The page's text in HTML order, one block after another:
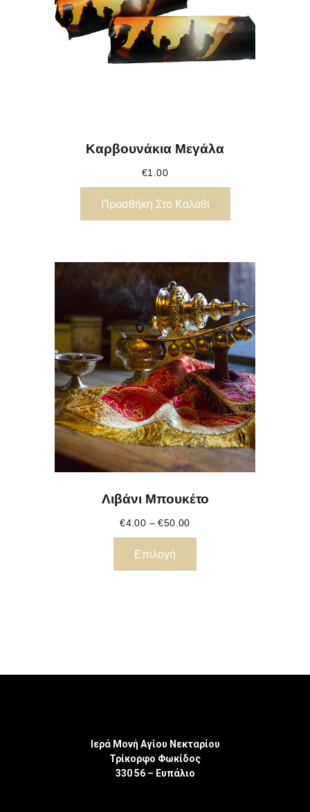
Καρβουνάκια Μεγάλα
€1.00
Προσθήκη Στο Καλάθι
Λιβάνι Μπουκέτο
€4.00 – €50.00
Επιλογή
Ιερά Μονή Αγίου Νεκταρίου
Τρίκορφο Φωκίδος
330 56 – Ευπάλιο